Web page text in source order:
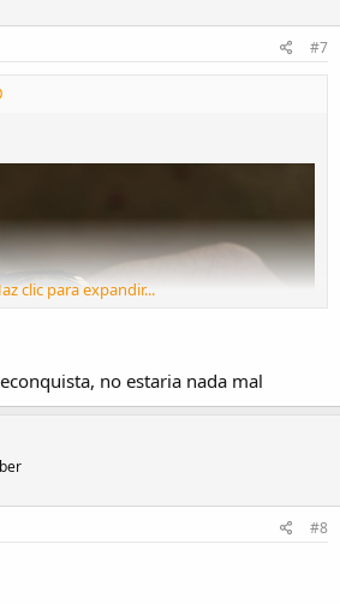
#7
clic para expandir...
no estaria nada mal
#8